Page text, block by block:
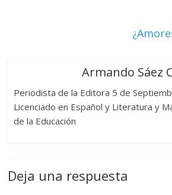
Armando Sáez
Periodista de la Editora 5 de
Licenciado en Español y Literatura y
de la Educación
Deja una respuesta